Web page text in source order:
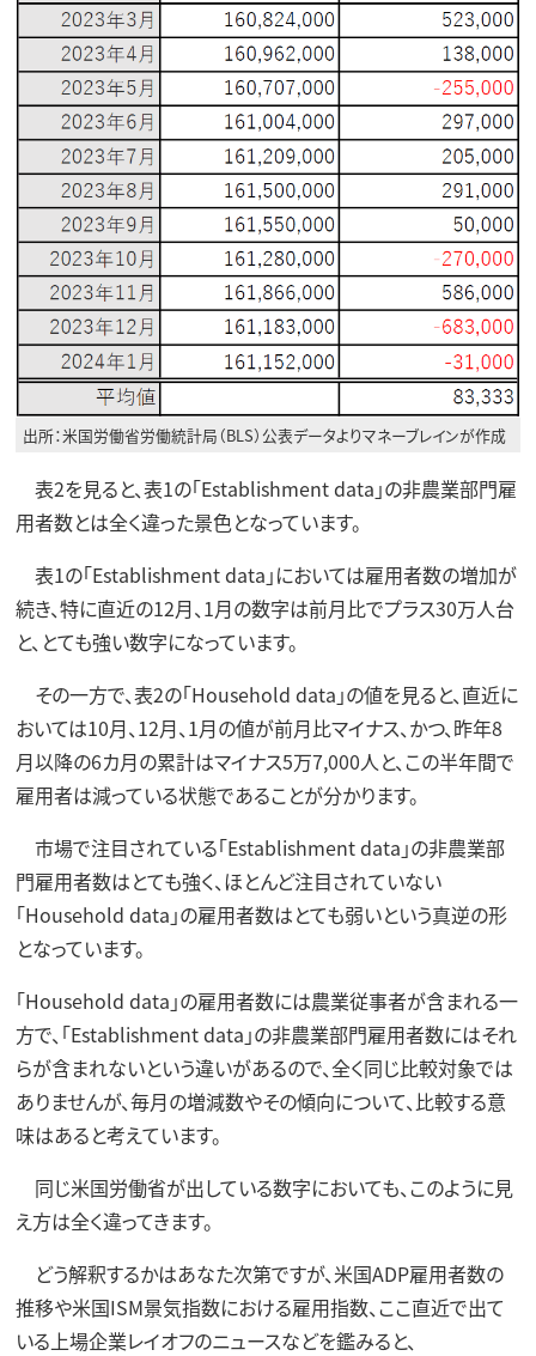
出所：米国労働省労働統計局（BLS）公表データよりマネーブレインが作成
表2を見ると、表1の「Establishment data」の非農業部門雇
用者数とは全く違った景色となっています。
表1の「Establishment data」においては雇用者数の増加が
続き、特に直近の12月、1月の数字は前月比でプラス30万人台
と、とても強い数字になっています。
その一方で、表2の「Household data」の値を見ると、直近に
おいては10月、12月、1月の値が前月比マイナス、かつ、昨年8
月以降の6カ月の累計はマイナス5万7,000人と、この半年間で
雇用者は減っている状態であることが分かります。
市場で注目されている「Establishment data」の非農業部
門雇用者数はとても強く、ほとんど注目されていない
「Household data」の雇用者数はとても弱いという真逆の形
となっています。
「Household data」の雇用者数には農業従事者が含まれる一
方で、「Establishment data」の非農業部門雇用者数にはそれ
らが含まれないという違いがあるので、全く同じ比較対象では
ありませんが、毎月の増減数やその傾向について、比較する意
味はあると考えています。
同じ米国労働省が出している数字においても、このように見
え方は全く違ってきます。
どう解釈するかはあなた次第ですが、米国ADP雇用者数の
推移や米国ISM景気指数における雇用指数、ここ直近で出て
いる上場企業レイオフのニュースなどを鑑みると、